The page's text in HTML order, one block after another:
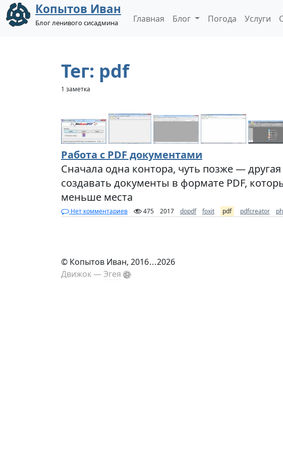
Копытов Иван
Блог ленивого сисадмина Главная Блог Погода Услуги
Тег: pdf
1 заметка
Работа с PDF документами
Сначала одна контора, чуть позже —
создавать документы в формате PDF,
меньше места
Нет комментариев 475 2017 dopdf foxit pdf pdfcreator
© Копытов Иван, 2016...2026
Движок —Эгея